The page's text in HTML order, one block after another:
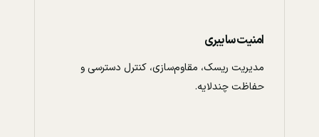
امنیت سایبری
مدیریت ریسک، مقاوم‌سازی، کنترل دسترسی و
حفاظت چندلایه.